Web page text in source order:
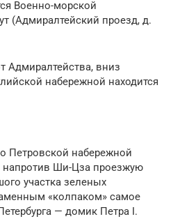
Военно-морской
(Адмиралтейский проезд, д.
Адмиралтейства, вниз
набережной находится
Петровской набережной
напротив Ши-Цза проезжую
участка зеленых
«колпаком» самое
— домик Петра I.